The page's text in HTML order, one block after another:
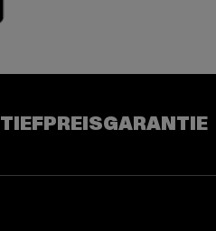
TIEFPREISGARANTIE